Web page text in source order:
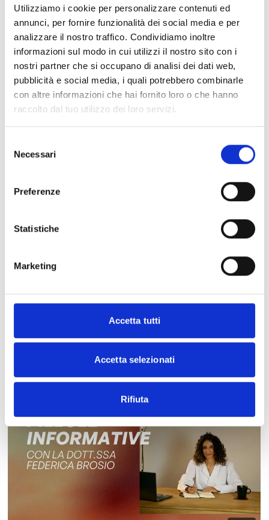
Utilizziamo i cookie per personalizzare contenuti ed
annunci, per fornire funzionalità dei social media e per
analizzare il nostro traffico. Condividiamo inoltre
informazioni sul modo in cui utilizzi il nostro sito con i
nostri partner che si occupano di analisi dei dati web,
pubblicità e social media, i quali potrebbero combinarle
con altre informazioni che hai fornito loro o che hanno
raccolto dal tuo utilizzo dei loro servizi.
delNecessari
Preferenze
Statistiche
Marketing
Accetta tutti
Accetta selezionati
Rifiuta
Estate Onnivoro
MOM TO BE